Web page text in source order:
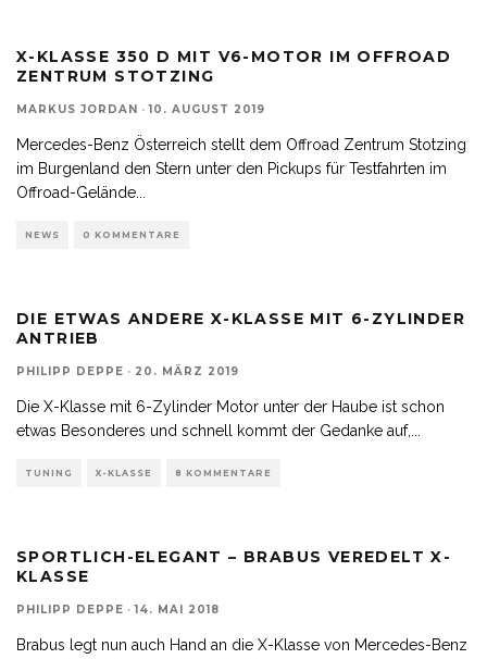
X-KLASSE 350 D MIT V6-MOTOR IM OFFROAD
ZENTRUM STOTZING
MARKUS JORDAN · 10. AUGUST 2019
Mercedes-Benz Österreich stellt dem Offroad Zentrum Stotzing
im Burgenland den Stern unter den Pickups für Testfahrten im
Offroad-Gelände...
NEWS 0 KOMMENTARE
DIE ETWAS ANDERE X-KLASSE MIT 6-ZYLINDER
ANTRIEB
PHILIPP DEPPE · 20. MÄRZ 2019
Die X-Klasse mit 6-Zylinder Motor unter der Haube ist schon
etwas Besonderes und schnell kommt der Gedanke auf,...
TUNING X-KLASSE 8 KOMMENTARE
SPORTLICH-ELEGANT – BRABUS VEREDELT X-
KLASSE
PHILIPP DEPPE · 14. MAI 2018
Brabus legt nun auch Hand an die X-Klasse von Mercedes-Benz